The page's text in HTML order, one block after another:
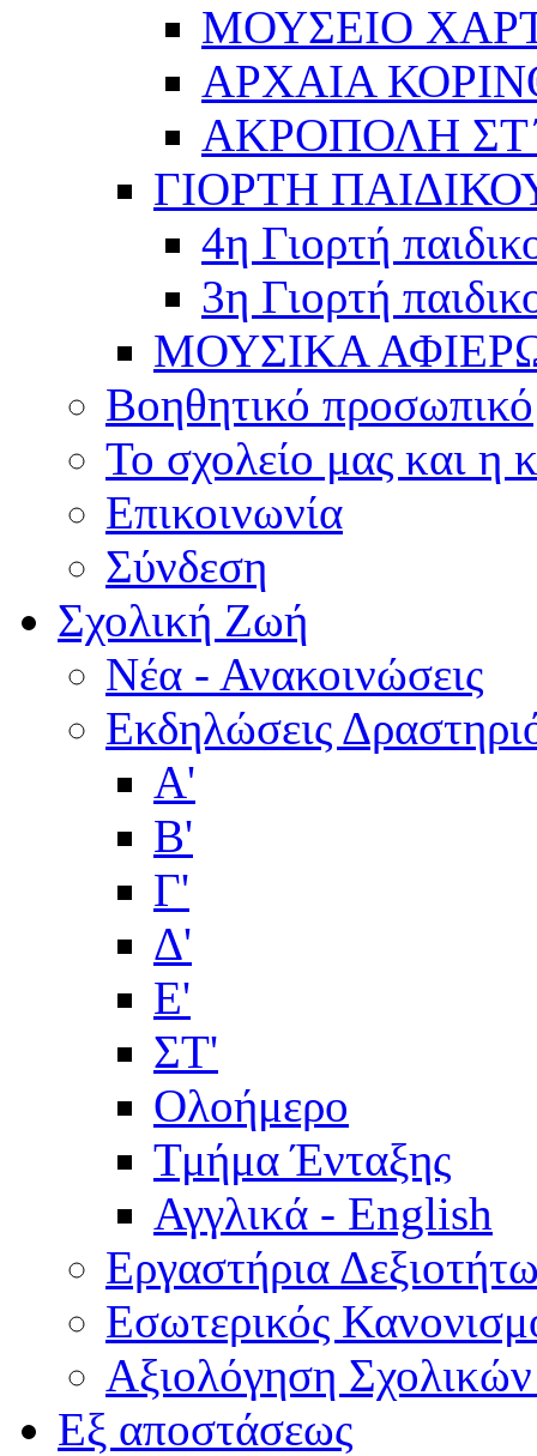
ΜΟΥΣΕΙΟ
ΑΡΧΑΙΑ
ΑΚΡΟΠΟΛΗ
ΓΙΟΡΤΗ
4η Γιορτή
3η Γιορτή
ΜΟΥΣΙΚΑ
Βοηθητικό προσωπικό
Το σχολείο μας και η
Επικοινωνία
Σύνδεση
Σχολική Ζωή
Νέα - Ανακοινώσεις
Εκδηλώσεις
Α'
Β'
Γ'
Δ'
Ε'
ΣΤ'
Ολοήμερο
Τμήμα Ένταξης
Αγγλικά - English
Εργαστήρια
Εσωτερικός
Αξιολόγηση
Εξ αποστάσεως